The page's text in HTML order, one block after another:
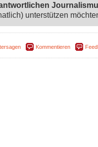
unterstützen
Kommentieren